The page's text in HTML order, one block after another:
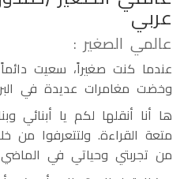
عربي
عالمي الصغير :
عندما كنت صغيراً، سعيت
وخضت مغامرات عديدة في البر
ها أنا أنقلها لكم يا أبنائي
متعة القراءة. ولتتعرفوا
من تجربتي وحياتي في الماضي